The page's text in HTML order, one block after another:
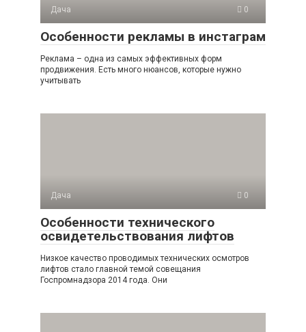
Дача 0
Особенности рекламы в инстаграм
Реклама – одна из самых эффективных форм
продвижения. Есть много нюансов, которые нужно
учитывать
Дача 0
Особенности технического
освидетельствования лифтов
Низкое качество проводимых технических осмотров
лифтов стало главной темой совещания
Госпромнадзора 2014 года. Они